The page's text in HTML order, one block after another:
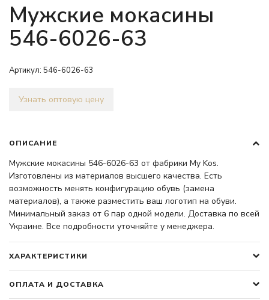
Мужские мокасины
546-6026-63
Артикул: 546-6026-63
Узнать оптовую цену
ОПИСАНИЕ
Мужские мокасины 546-6026-63 от фабрики My Kos.
Изготовлены из материалов высшего качества. Есть
возможность менять конфигурацию обувь (замена
материалов), а также разместить ваш логотип на обуви.
Минимальный заказ от 6 пар одной модели. Доставка по всей
Украине. Все подробности уточняйте у менеджера.
ХАРАКТЕРИСТИКИ
ОПЛАТА И ДОСТАВКА